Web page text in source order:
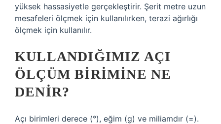
yüksek hassasiyetle gerçekleştirir. Şerit metre uzun
mesafeleri ölçmek için kullanılırken, terazi ağırlığı
ölçmek için kullanılır.
KULLANDIĞIMIZ AÇI
ÖLÇÜM BIRIMINE NE
DENIR?
Açı birimleri derece (°), eğim (g) ve miliamdır (=).